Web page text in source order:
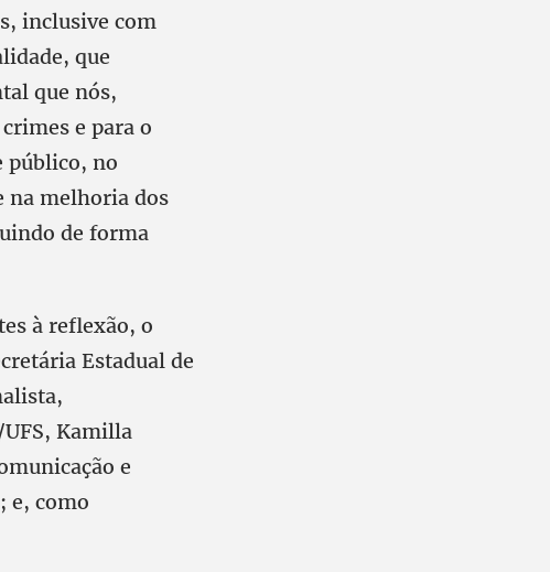
inclusive com
que
que nós,
e para o
público, no
na melhoria dos
de forma
à reflexão, o
Estadual de
Kamilla
e
e, como